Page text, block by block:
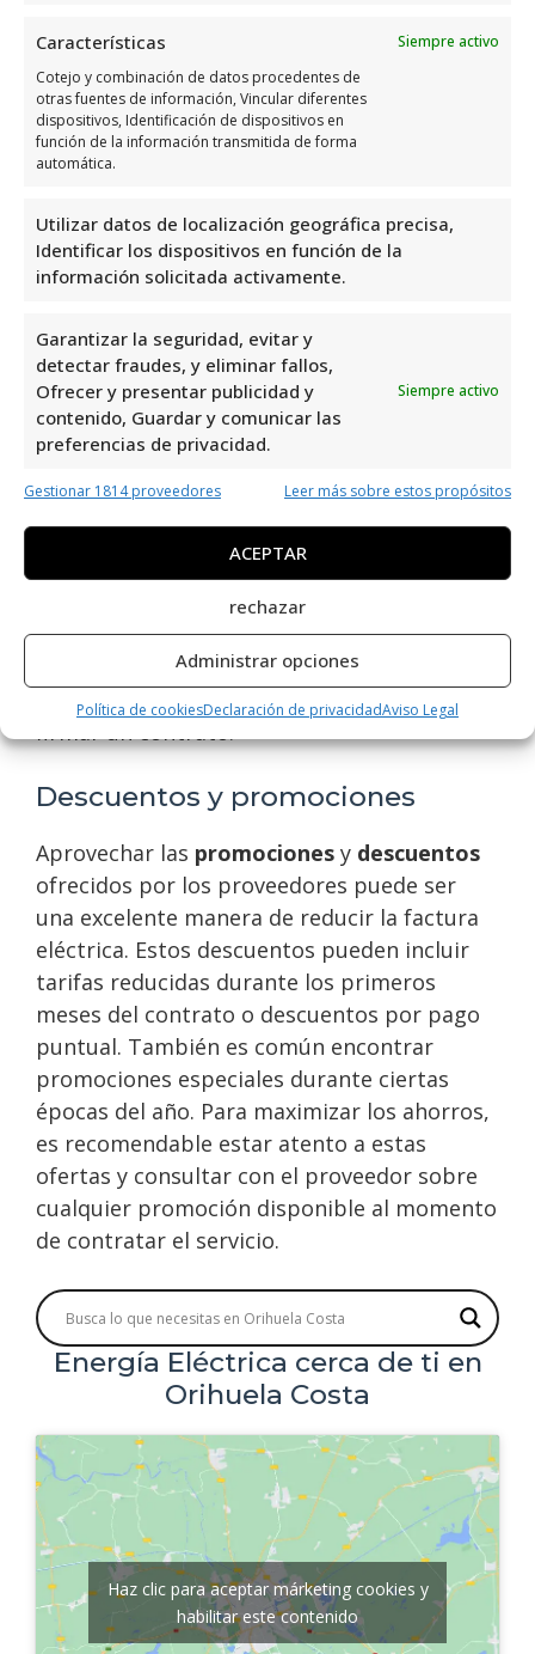
Características
Siempre activo
Cotejo y combinación de datos procedentes de
otras fuentes de información, Vincular diferentes
dispositivos, Identificación de dispositivos en
función de la información transmitida de forma
automática.
Utilizar datos de localización geográfica precisa,
Identificar los dispositivos en función de la
información solicitada activamente.
Garantizar la seguridad, evitar y
detectar fraudes, y eliminar fallos,
Ofrecer y presentar publicidad y
contenido, Guardar y comunicar las
preferencias de privacidad.
Siempre activo
Gestionar 1814 proveedores Leer más sobre estos propósitos
ACEPTAR
rechazar
Administrar opciones
Política de cookiesDeclaración de privacidadAviso Legal
financiamiento para facilitar la transición a
energías más limpias, lo cual es beneficioso
tanto para el consumidor como para el
medio ambiente.
Costos asociados con los
servicios de energía eléctrica
en Orihuela Costa
Los costos asociados con los servicios de
energía eléctrica en Orihuela Costa incluyen
varias componentes. Lastarifas básicas
el costo fijo que se paga mensualmente por
cargos adicionales
, como tarifas por uso
descuentosy promociones que
pueden ayudar a reducir estos costos. Es
importante revisar detalladamente todas las
condiciones y posibles cargos antes de
firmar un contrato.
Descuentos y promociones
Aprovechar las promociones y descuentos
ofrecidos por los proveedores puede ser
una excelente manera de reducir la factura
eléctrica. Estos descuentos pueden incluir
tarifas reducidas durante los primeros
meses del contrato o descuentos por pago
puntual. También es común encontrar
promociones especiales durante ciertas
épocas del año. Para maximizar los ahorros,
es recomendable estar atento a estas
ofertas y consultar con el proveedor sobre
cualquier promoción disponible al momento
de contratar el servicio.
Energía Eléctrica cerca de ti en
Orihuela Costa
Haz clic para aceptar márketing cookies y
habilitar este contenido